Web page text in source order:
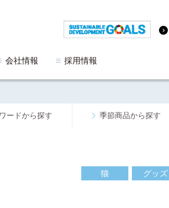
会社情報 採用情報
ードから探す 季節商品から探す
猫 グッズ